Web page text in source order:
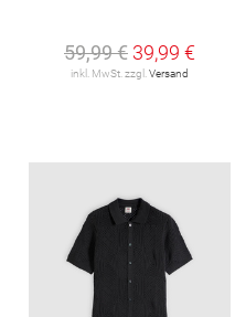
59,99 € 39,99 €
inkl. MwSt. zzgl. Versand